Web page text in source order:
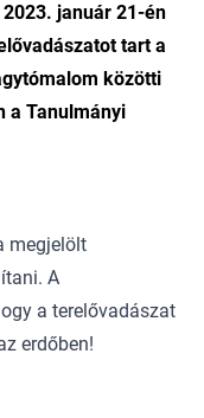
január 21-én
tart a
közötti
a Tanulmányi
megjelölt
A
a terelővadászat
erdőben!